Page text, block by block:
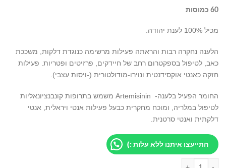
60 כמוסות
מכיל 100% לענת יהודה.
הלענה נחקרה רבות והראתה פעילות מרשימה כנוגדת דלקות, משככת
כאב, לטיפול בספקטרום רחב של חיידקים, פרזיטים ופטריות. פעילות
חזקה כאנטי אוקסידנטית ונוירו-מודולטורית (-ויסות עצבי).
החומר הפעיל בלענה- Artemisinin משמש בתרופות קונבנציונאליות
לטיפול במלריה, ומוכח מחקרית כבעל פעילות אנטי ויראלית, אנטי
דלקתית ואנטי סרטנית.
התייעצו איתנו ללא עלות :)